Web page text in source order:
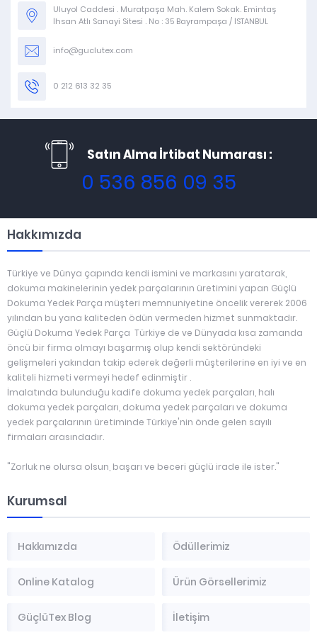
Uluyol Caddesi . Muratpaşa Mah. Kalem Sokak. Emintaş
İhsan Atlı Sanayi Sitesi . No : 35 Bayrampaşa / İSTANBUL
info@guclutex.com
0 212 613 32 35
Satın Alma İrtibat Numarası :
0 536 856 09 35
Hakkımızda
Türkiye ve Dünya çapında kendi ismini ve markasını yaratarak,
dokuma makinelerinin yedek parçalarının üretimini yapan Güçlü
Dokuma Yedek Parça müşteri memnuniyetine öncelik vererek 2006
yılından bu yana kaliteden ödün vermeden hizmet sunmaktadır.
Güçlü Dokuma Yedek Parça Türkiye de ve Dünyada kısa zamanda
öncü bir firma olmayı başarmış olup kendi sektöründeki
gelişmeleri yakından takip ederek değerli müşterilerine en iyi ve en
kaliteli hizmeti vermeyi hedef edinmiştir .
İmalatında bulunduğu kadife dokuma yedek parçaları, halı
dokuma yedek parçaları, dokuma yedek parçaları ve dokuma
yedek parçalarının üretiminde Türkiye'nin önde gelen sayılı
firmaları arasındadır.
"Zorluk ne olursa olsun, başarı ve beceri güçlü irade ile ister."
Kurumsal
Hakkımızda Ödüllerimiz
Online Katalog Ürün Görsellerimiz
GüçlüTex Blog İletişim